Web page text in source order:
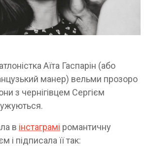
Аїта Гаспарін (або
манер) вельми прозоро
з чернігівцем Сергієм
в інстаграмі романтичну
і підписала її так: